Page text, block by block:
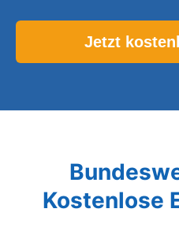
Please leave this field
Kostenlose